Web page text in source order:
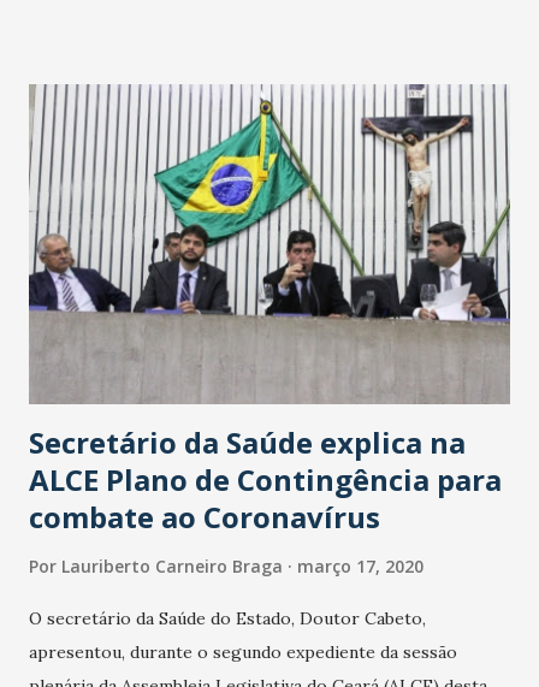
Secretário da Saúde explica na
ALCE Plano de Contingência para
combate ao Coronavírus
Por Lauriberto Carneiro Braga março 17, 2020
O secretário da Saúde do Estado, Doutor Cabeto,
apresentou, durante o segundo expediente da sessão